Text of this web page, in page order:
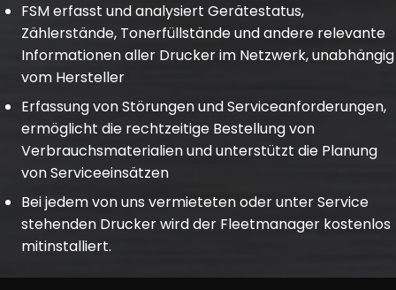
FSM erfasst und analysiert Gerätestatus,
Zählerstände, Tonerfüllstände und andere relevante
Informationen aller Drucker im Netzwerk, unabhängig
vom Hersteller
Erfassung von Störungen und Serviceanforderungen,
ermöglicht die rechtzeitige Bestellung von
Verbrauchsmaterialien und unterstützt die Planung
von Serviceeinsätzen
Bei jedem von uns vermieteten oder unter Service
stehenden Drucker wird der Fleetmanager kostenlos
mitinstalliert.